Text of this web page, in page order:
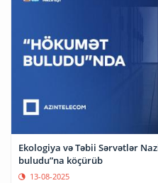
Ekologiya və Təbii Sərvətlər
buludu”na köçürüb
13-08-2025